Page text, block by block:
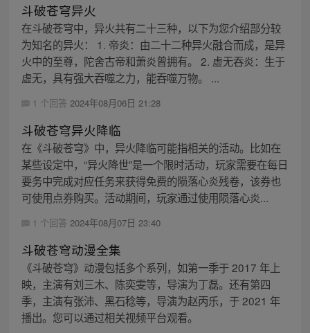
斗破苍穹异火
在斗破苍穹中，异火共有二十三种，以下为您介绍部分较
为知名的异火： 1. 帝炎：由二十二种异火融合而成，是异
火中的至尊，陀舍古帝和萧炎曾拥有。 2. 虚无吞炎：生于
虚无，具有强大吞噬之力，能吞噬万物。 ...
1 个回答 2024年08月06日 21:28
斗破苍穹异火降临
在《斗破苍穹》中，异火降临可能指相关的活动。比如在
某些设定中，“异火降世”是一个限时活动，玩家需要在每日
要务中完成对应任务来获得免费的陨落心炎残卷，该券也
可使用点券购买。活动期间，玩家通过使用陨落心炎...
1 个回答 2024年08月07日 23:40
斗破苍穹动漫全集
《斗破苍穹》动漫包括多个系列，如第一季于 2017 年上
映，主演有刘三木、陈奕雯等，导演为丁磊。还有第四
季，主演有张沛、黑石稔等，导演为赵丙乐，于 2021 年
播出。您可以通过相关视频平台观看。